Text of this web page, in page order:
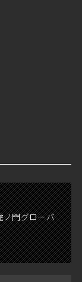
門グローバ